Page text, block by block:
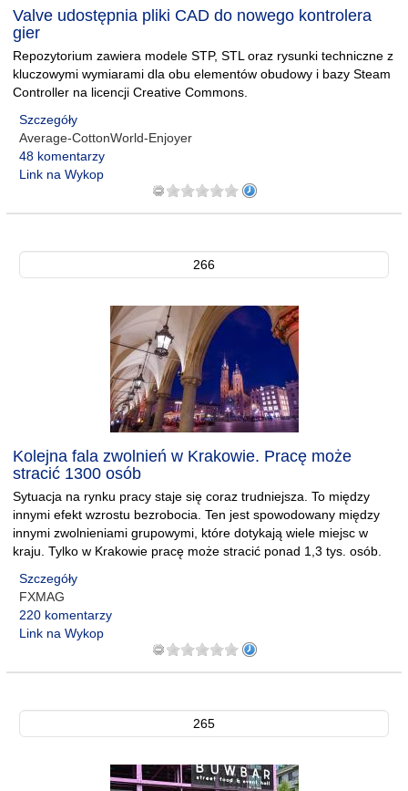
Valve udostępnia pliki CAD do nowego kontrolera
gier
Repozytorium zawiera modele STP, STL oraz rysunki techniczne z
kluczowymi wymiarami dla obu elementów obudowy i bazy Steam
Controller na licencji Creative Commons.
Szczegóły
Average-CottonWorld-Enjoyer
48 komentarzy
Link na Wykop
266
Kolejna fala zwolnień w Krakowie. Pracę może
stracić 1300 osób
Sytuacja na rynku pracy staje się coraz trudniejsza. To między
innymi efekt wzrostu bezrobocia. Ten jest spowodowany między
innymi zwolnieniami grupowymi, które dotykają wiele miejsc w
kraju. Tylko w Krakowie pracę może stracić ponad 1,3 tys. osób.
Szczegóły
FXMAG
220 komentarzy
Link na Wykop
265